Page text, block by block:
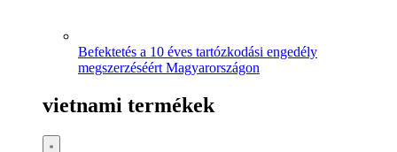
Befektetés a 10 éves tartózkodási engedély
megszerzéséért Magyarországon
vietnami termékek